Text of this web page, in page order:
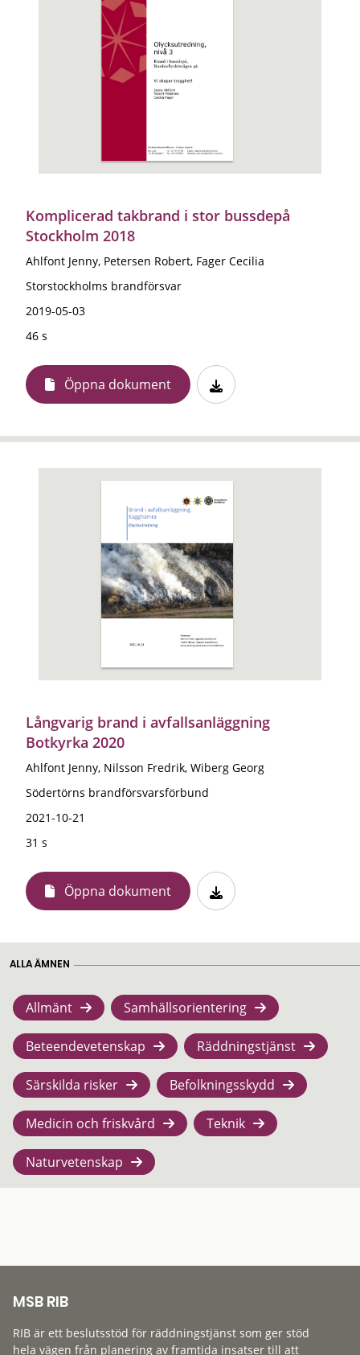
Komplicerad takbrand i stor bussdepå
Stockholm 2018
Ahlfont Jenny, Petersen Robert, Fager Cecilia
Storstockholms brandförsvar
2019-05-03
46 s
Öppna dokument
Långvarig brand i avfallsanläggning
Botkyrka 2020
Ahlfont Jenny, Nilsson Fredrik, Wiberg Georg
Södertörns brandförsvarsförbund
2021-10-21
31 s
Öppna dokument
ALLA ÄMNEN
Allmänt Samhällsorientering
Beteendevetenskap Räddningstjänst
Särskilda risker Befolkningsskydd
Medicin och friskvård Teknik
Naturvetenskap
MSB RIB
RIB är ett beslutsstöd för räddningstjänst som ger stöd
hela vägen från planering av framtida insatser till att